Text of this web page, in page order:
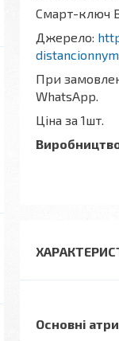
Смарт-ключ
Джерело:
При
WhatsApp.
Ціна за 1шт.
Основні